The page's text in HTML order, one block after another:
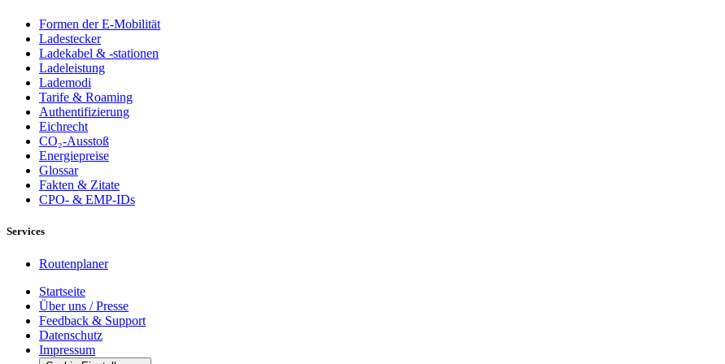
Formen der E-Mobilität
Ladestecker
Ladekabel & -stationen
Ladeleistung
Lademodi
Tarife & Roaming
Authentifizierung
Eichrecht
CO₂-Ausstoß
Energiepreise
Glossar
Fakten & Zitate
CPO- & EMP-IDs
Services
Routenplaner
Startseite
Über uns / Presse
Feedback & Support
Datenschutz
Impressum